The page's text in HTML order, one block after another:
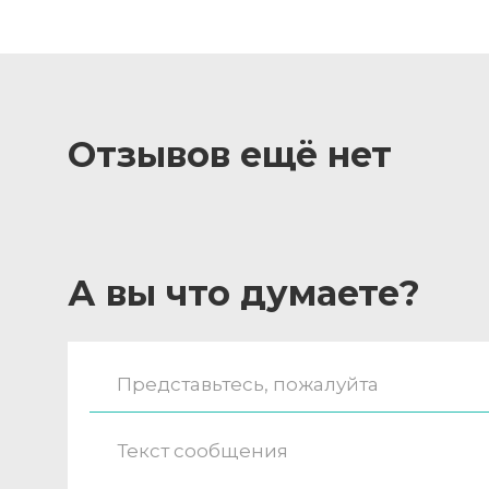
Отзывов ещё нет
А вы что думаете?